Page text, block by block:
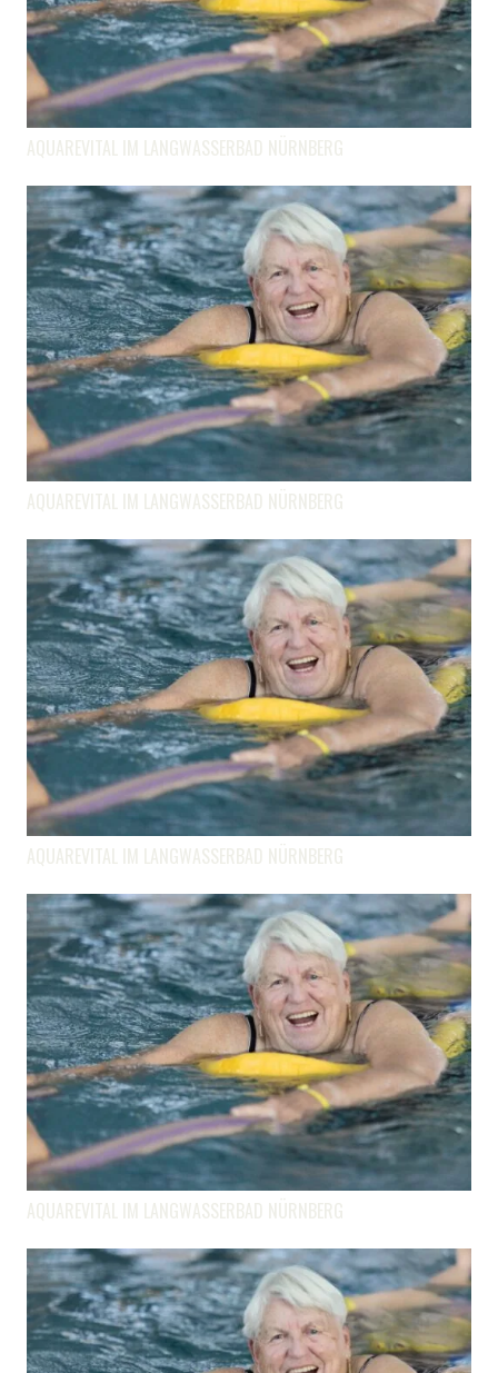
AQUAREVITAL IM LANGWASSERBAD NÜRNBERG
AQUAREVITAL IM LANGWASSERBAD NÜRNBERG
AQUAREVITAL IM LANGWASSERBAD NÜRNBERG
AQUAREVITAL IM LANGWASSERBAD NÜRNBERG